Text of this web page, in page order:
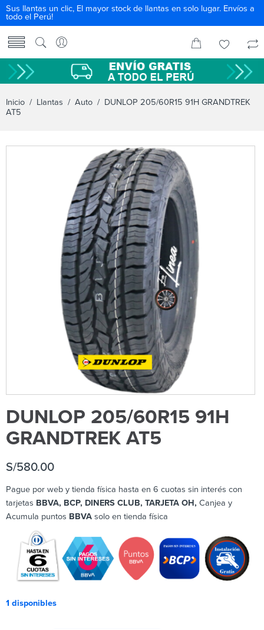
Sus llantas un clic, El mayor stock de llantas en solo lugar. Envíos a
todo el Perú!
Inicio / Llantas / Auto / DUNLOP 205/60R15 91H GRANDTREK
AT5
DUNLOP 205/60R15 91H
GRANDTREK AT5
S/580.00
Pague por web y tienda física hasta en 6 cuotas sin interés con
tarjetas BBVA, BCP, DINERS CLUB, TARJETA OH, Canjea y
Acumula puntos BBVA solo en tienda física
1 disponibles